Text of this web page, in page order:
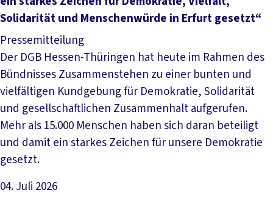
Solidarität und Menschenwürde in Erfurt gesetzt“
Pressemitteilung
Der DGB Hessen-Thüringen hat heute im Rahmen des
Bündnisses Zusammenstehen zu einer bunten und
vielfältigen Kundgebung für Demokratie, Solidarität
und gesellschaftlichen Zusammenhalt aufgerufen.
Mehr als 15.000 Menschen haben sich daran beteiligt
und damit ein starkes Zeichen für unsere Demokratie
gesetzt.
04. Juli 2026